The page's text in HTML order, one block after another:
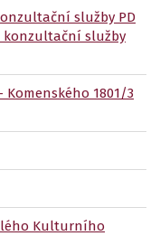
služby PD
služby
1801/3
Kulturního